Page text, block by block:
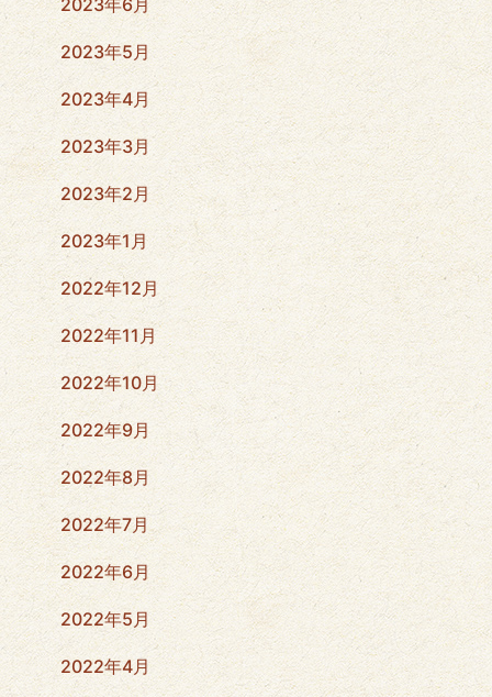
2023年6月
2023年5月
2023年4月
2023年3月
2023年2月
2023年1月
2022年12月
2022年11月
2022年10月
2022年9月
2022年8月
2022年7月
2022年6月
2022年5月
2022年4月